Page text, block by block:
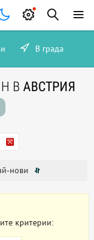
В града
В АВСТРИЯ
нови
критерии: